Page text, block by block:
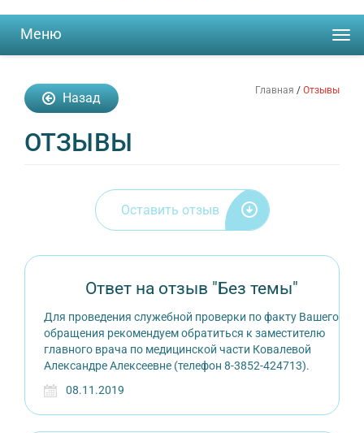
Меню
Назад Главная / Отзывы
ОТЗЫВЫ
Оставить отзыв
Ответ на отзыв "Без темы"
Для проведения служебной проверки по факту Вашего
обращения рекомендуем обратиться к заместителю
главного врача по медицинской части Ковалевой
Александре Алексеевне (телефон 8-3852-424713).
08.11.2019